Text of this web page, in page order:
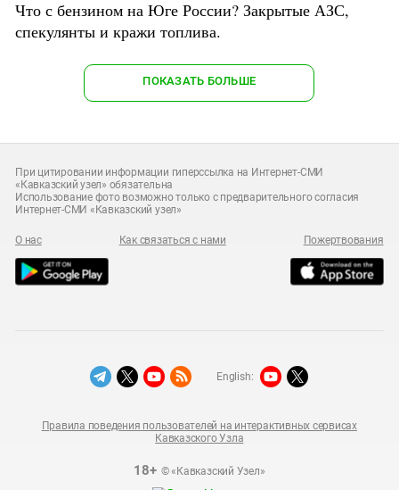
Что с бензином на Юге России? Закрытые АЗС,
спекулянты и кражи топлива.
ПОКАЗАТЬ БОЛЬШЕ
При цитировании информации гиперссылка на Интернет-СМИ
«Кавказский узел» обязательна
Использование фото возможно только с предварительного согласия
Интернет-СМИ «Кавказский узел»
О нас Как связаться с нами Пожертвования
18+© «Кавказский Узел»
Правила поведения пользователей на интерактивных сервисах
Кавказского Узла
English: